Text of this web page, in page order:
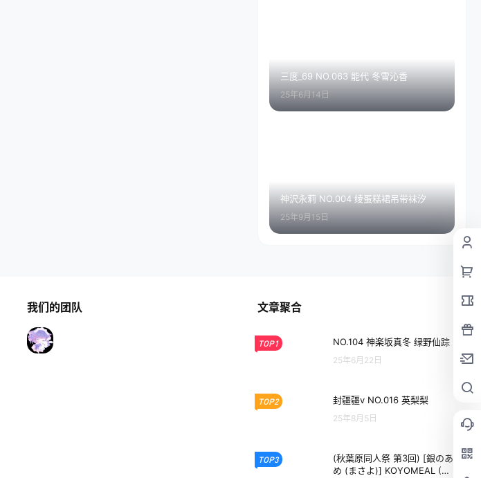
三度_69 NO.063 能代 冬雪沁香
25年6月14日
神沢永莉 NO.004 绫蛋糕裙吊带袜汐
25年9月15日
我们的团队 文章聚合
TOP1 NO.104 神楽坂真冬 绿野仙踪
25年6月22日
TOP2 封疆疆v NO.016 英梨梨
25年8月5日
TOP3
(秋葉原同人祭 第3回) [銀のあ
め (まさよ)] KOYOMEAL (オ